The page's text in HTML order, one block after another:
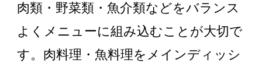
肉類・野菜類・魚介類などをバランス
よくメニューに組み込むことが大切で
す。肉料理・魚料理をメインディッシ